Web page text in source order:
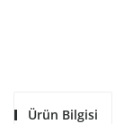
Ürün Bilgisi